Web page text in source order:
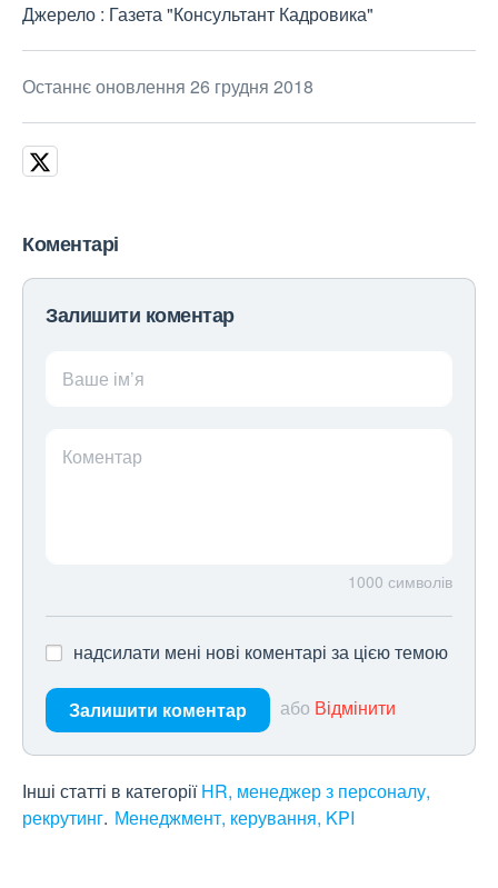
Джерело : Газета "Консультант Кадровика"
Останнє оновлення 26 грудня 2018
Коментарі
Залишити коментар
Ваше ім’я
Коментар
1000 символів
надсилати мені нові коментарі за цією темою
Залишити коментар або Відмінити
Інші статті в категорії HR, менеджер з персоналу,
рекрутинг Менеджмент, керування, KPI